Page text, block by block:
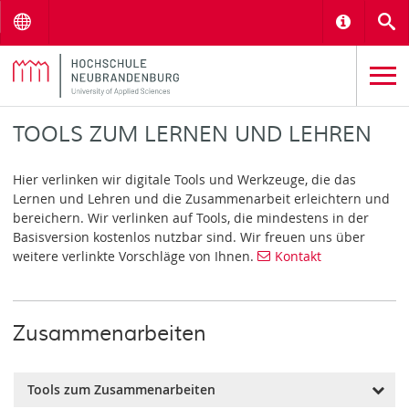
TOOLS ZUM LERNEN UND LEHREN
Hier verlinken wir digitale Tools und Werkzeuge, die das
Lernen und Lehren und die Zusammenarbeit erleichtern und
bereichern. Wir verlinken auf Tools, die mindestens in der
Basisversion kostenlos nutzbar sind. Wir freuen uns über
weitere verlinkte Vorschläge von Ihnen.
Kontakt
Zusammenarbeiten
Tools zum Zusammenarbeiten